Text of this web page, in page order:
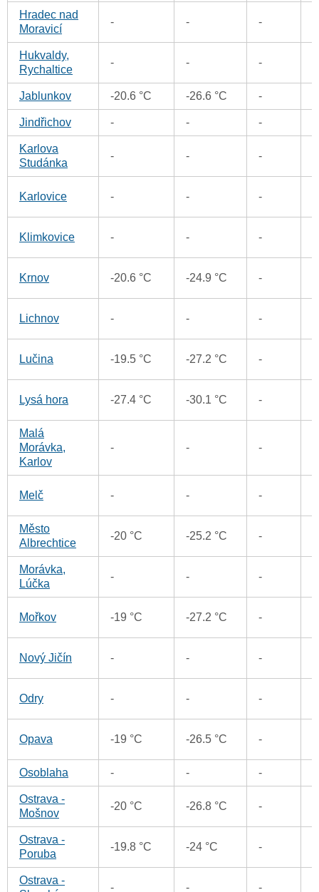
Hradec nad
Moravicí
- - -
Hukvaldy,
Rychaltice
- - -
Jablunkov -20.6 °C -26.6 °C -
Jindřichov - - -
Karlova
Studánka
- - -
Karlovice - - -
Klimkovice - - -
Krnov -20.6 °C -24.9 °C -
Lichnov - - -
Lučina -19.5 °C -27.2 °C -
Lysá hora -27.4 °C -30.1 °C -
Malá
Morávka,
Karlov
- - -
Melč - - -
Město
Albrechtice
-20 °C -25.2 °C -
Morávka,
Lúčka
- - -
Mořkov -19 °C -27.2 °C -
Nový Jičín - - -
Odry - - -
Opava -19 °C -26.5 °C -
Osoblaha - - -
Ostrava -
Mošnov
-20 °C -26.8 °C -
Ostrava -
Poruba
-19.8 °C -24 °C -
Ostrava -
- - -